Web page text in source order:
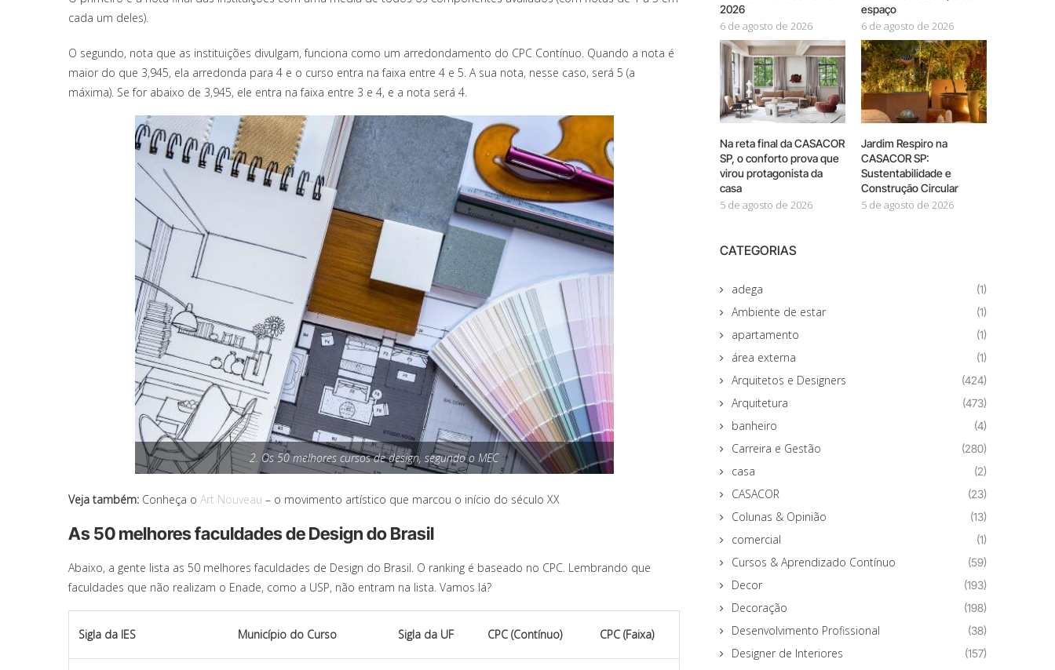
cada um deles).
O segundo, nota que as instituições divulgam, funciona como um arredondamento do CPC Contínuo. Quando a nota é
maior do que 3,945, ela arredonda para 4 e o curso entra na faixa entre 4 e 5. A sua nota, nesse caso, será 5 (a
máxima). Se for abaixo de 3,945, ele entra na faixa entre 3 e 4, e a nota será 4.
2. Os 50 melhores cursos de design, segundo o MEC
Veja também: Conheça o Art Nouveau – o movimento artístico que marcou o início do século XX
As 50 melhores faculdades de Design do Brasil
Abaixo, a gente lista as 50 melhores faculdades de Design do Brasil. O ranking é baseado no CPC. Lembrando que
faculdades que não realizam o Enade, como a USP, não entram na lista. Vamos lá?
Sigla da IES Município do Curso Sigla da UF CPC (Contínuo) CPC (Faixa)
2026
6 de agosto de 2026
espaço
6 de agosto de 2026
Na reta final da CASACOR
SP, o conforto prova que
virou protagonista da
casa
5 de agosto de 2026
Jardim Respiro na
CASACOR SP:
Sustentabilidade e
Construção Circular
5 de agosto de 2026
CATEGORIAS
adega (1)
Ambiente de estar (1)
apartamento (1)
área externa (1)
Arquitetos e Designers (424)
Arquitetura (473)
banheiro (4)
Carreira e Gestão (280)
casa (2)
CASACOR (23)
Colunas & Opinião (13)
comercial (1)
Cursos & Aprendizado Contínuo (59)
Decor (193)
Decoração (198)
Desenvolvimento Profissional (38)
Designer de Interiores (157)